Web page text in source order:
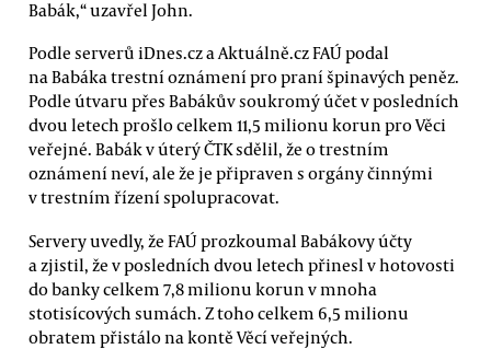
Babák,“ uzavřel John.
Podle serverů iDnes.cz a Aktuálně.cz FAÚ podal
na Babáka trestní oznámení pro praní špinavých peněz.
Podle útvaru přes Babákův soukromý účet v posledních
dvou letech prošlo celkem 11,5 milionu korun pro Věci
veřejné. Babák v úterý ČTK sdělil, že o trestním
oznámení neví, ale že je připraven s orgány činnými
v trestním řízení spolupracovat.
Servery uvedly, že FAÚ prozkoumal Babákovy účty
a zjistil, že v posledních dvou letech přinesl v hotovosti
do banky celkem 7,8 milionu korun v mnoha
stotisícových sumách. Z toho celkem 6,5 milionu
obratem přistálo na kontě Věcí veřejných.